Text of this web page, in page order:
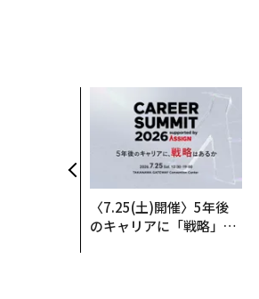
〈7.25(土)開催〉5年後
のキャリアに「戦略」は